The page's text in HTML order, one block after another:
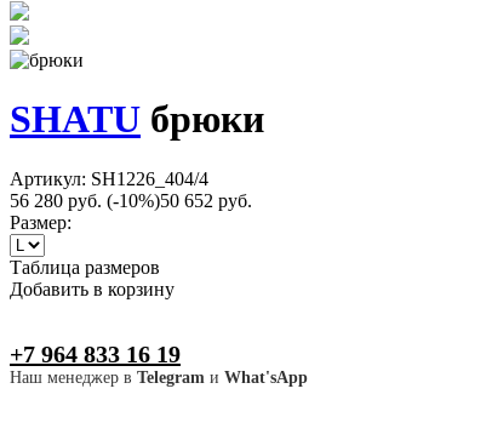
SHATU брюки
Артикул: SH1226_404/4
56 280 руб. (-10%)50 652 руб.
Размер:
Таблица размеров
Добавить в корзину
+7 964 833 16 19
Наш менеджер в Telegram и What'sApp